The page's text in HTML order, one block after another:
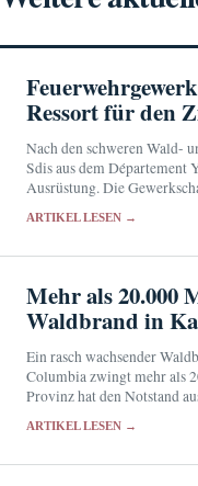
Ressort für den
Nach den schweren Wald-
Sdis aus dem Département
Ausrüstung. Die
ARTIKEL LESEN →
Mehr als 20.000
Waldbrand in
Ein rasch wachsender
Columbia zwingt mehr als
Provinz hat den Notstand
ARTIKEL LESEN →